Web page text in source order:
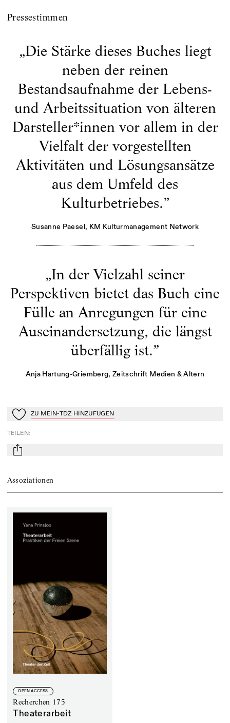
Pressestimmen
„Die Stärke dieses Buches liegt
neben der reinen
Bestandsaufnahme der Lebens-
und Arbeitssituation von älteren
Darsteller*innen vor allem in der
Vielfalt der vorgestellten
Aktivitäten und Lösungsansätze
aus dem Umfeld des
Kulturbetriebes.”
Susanne Paesel, KM Kulturmanagement Network
„In der Vielzahl seiner
Perspektiven bietet das Buch eine
Fülle an Anregungen für eine
Auseinandersetzung, die längst
überfällig ist.”
Anja Hartung-Griemberg, Zeitschrift Medien & Altern
Zu Mein-TdZ hinzufügen
ZU MEIN-TDZ HINZUFÜGEN
TEILEN:
mail
Assoziationen
OPEN ACCESS
Recherchen 175
Theaterarbeit